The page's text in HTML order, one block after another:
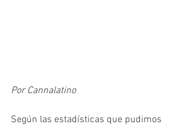
Por Cannalatino
Según las estadísticas que pudimos